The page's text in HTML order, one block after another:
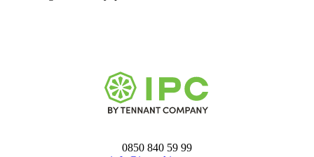
0850 840 59 99